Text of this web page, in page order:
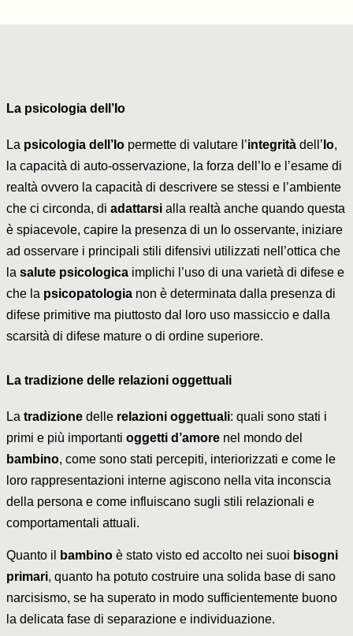
La psicologia dell’Io
La psicologia dell’Iopermette di valutare l’integritàdell’ Io,
la capacità di auto-osservazione, la forza dell’Io e l’esame di
realtà ovvero la capacità di descrivere se stessi e l’ambiente
che ci circonda, di adattarsi alla realtà anche quando questa
è spiacevole, capire la presenza di un Io osservante, iniziare
ad osservare i principali stili difensivi utilizzati nell’ottica che
la salute psicologicaimplichi l’uso di una varietà di difese e
che la psicopatologia non è determinata dalla presenza di
difese primitive ma piuttosto dal loro uso massiccio e dalla
scarsità di difese mature o di ordine superiore.
La tradizione delle relazioni oggettuali
La tradizione dellerelazioni oggettuali: quali sono stati i
primi e più importanti oggetti d’amore nel mondo del
bambino, come sono stati percepiti, interiorizzati e come le
loro rappresentazioni interne agiscono nella vita inconscia
della persona e come influiscano sugli stili relazionali e
comportamentali attuali.
Quanto il bambino è stato visto ed accolto nei suoi bisogni
primari, quanto ha potuto costruire una solida base di sano
narcisismo, se ha superato in modo sufficientemente buono
la delicata fase di separazione e individuazione.